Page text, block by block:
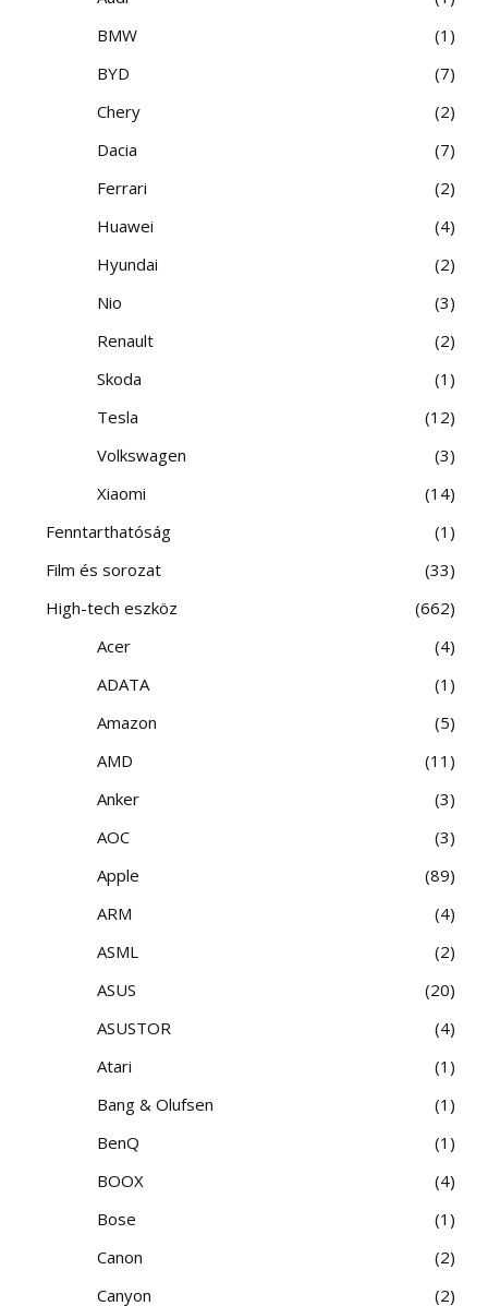
BMW
1
BYD
7
Chery
2
Dacia
7
Ferrari
2
Huawei
4
Hyundai
2
Nio
3
Renault
2
Skoda
1
Tesla
12
Volkswagen
3
Xiaomi
14
Fenntarthatóság
1
Film és sorozat
33
High-tech eszköz
662
Acer
4
ADATA
1
Amazon
5
AMD
11
Anker
3
AOC
3
Apple
89
ARM
4
ASML
2
ASUS
20
ASUSTOR
4
Atari
1
Bang & Olufsen
1
BenQ
1
BOOX
4
Bose
1
Canon
2
Canyon
2